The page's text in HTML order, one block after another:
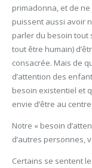
primadonna, et de
puissent aussi avoir
parler du besoin tout
tout être humain)
consacrée. Mais de
d’attention des
besoin existentiel et
envie d’être au
Notre « besoin
d’autres personnes,
Certains se sentent